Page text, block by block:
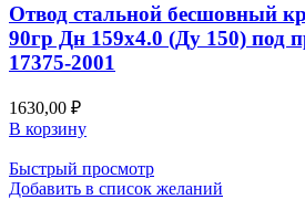
Отвод стальной бесшовный
90гр Дн 159х4.0 (Ду 150) под
17375-2001
1630,00 ₽
В корзину
Быстрый просмотр
Добавить в список желаний